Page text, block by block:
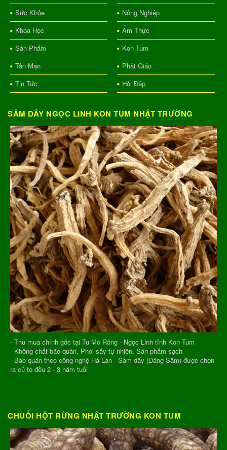
Sức Khỏe
Nông Nghiệp
Khoa Học
Ẩm Thực
Sản Phẩm
Kon Tum
Tản Mạn
Phật Giáo
Tin Tức
Hỏi Đáp
SÂM DÂY NGỌC LINH KON TUM NHẬT TRƯỜNG
- Thu mua chính gốc tại Tu Mơ Rông - Ngọc Linh tỉnh Kon Tum
- Không chất bảo quản, Phơi sấy tự nhiên, Sản phẩm sạch
- Bảo quản theo công nghệ Hà Lan - Sâm dây (Đảng Sâm) được chọn
ra củ to đều 2 - 3 năm tuổi
CHUỐI HỘT RỪNG NHẬT TRƯỜNG KON TUM